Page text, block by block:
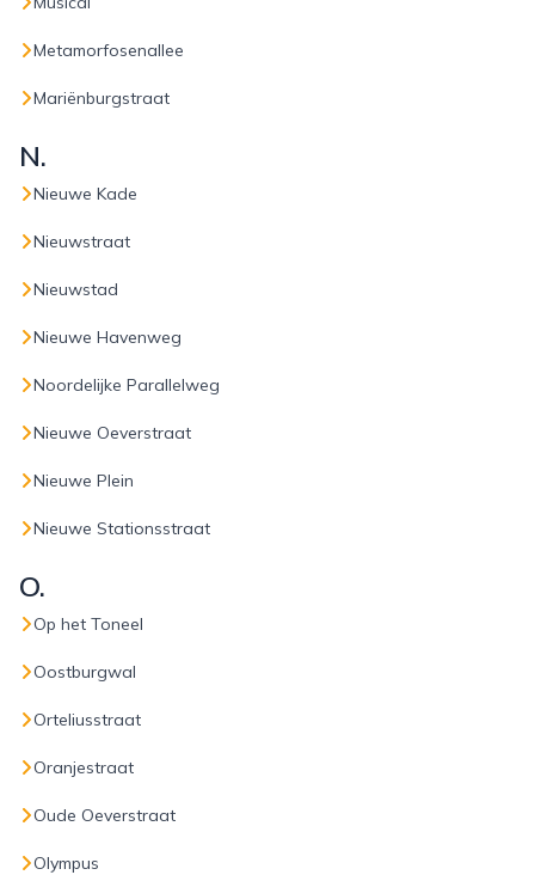
Metamorfosenallee
Mariënburgstraat
N.
Nieuwe Kade
Nieuwstraat
Nieuwstad
Nieuwe Havenweg
Noordelijke Parallelweg
Nieuwe Oeverstraat
Nieuwe Plein
Nieuwe Stationsstraat
O.
Op het Toneel
Oostburgwal
Orteliusstraat
Oranjestraat
Oude Oeverstraat
Olympus